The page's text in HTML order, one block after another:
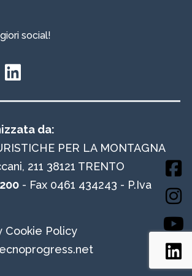
social!
da:
PER LA MONTAGNA
211 38121 TRENTO
- Fax 0461 434243 - P.Iva
Cookie Policy